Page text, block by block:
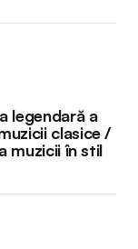
legendară a
clasice /
muzicii în stil